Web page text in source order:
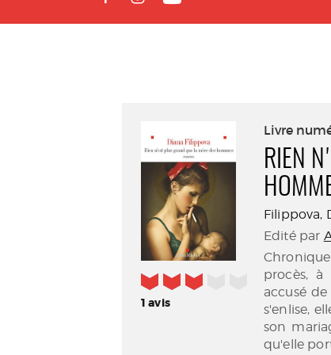
3/5
1avis
Livre
RIEN
Filippova,
Edité par
procès,
accusé
s'enlise,
son
qu'elle